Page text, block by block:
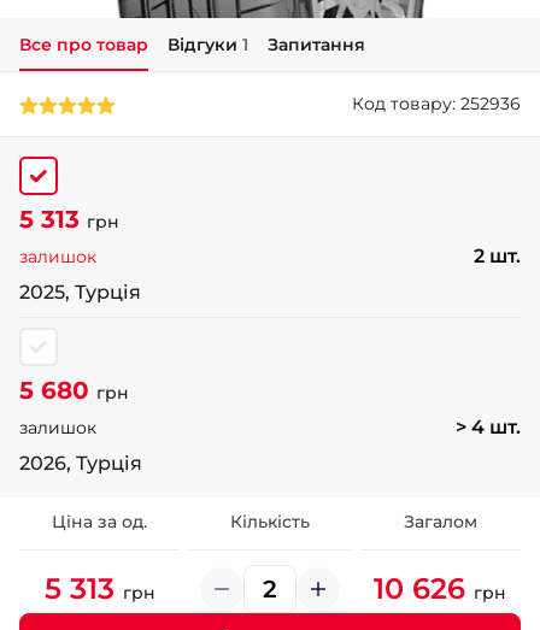
+38 (050)-911-911-2
+38 (099)-643-33-77
Все про товар Відгуки 1 Запитання
Код товару: 252936
5 313 грн
залишок
2 шт.
2025, Турція
5 680 грн
залишок
> 4 шт.
2026, Турція
Ціна за од. Кількість Загалом
5 313 грн 10 626 грн